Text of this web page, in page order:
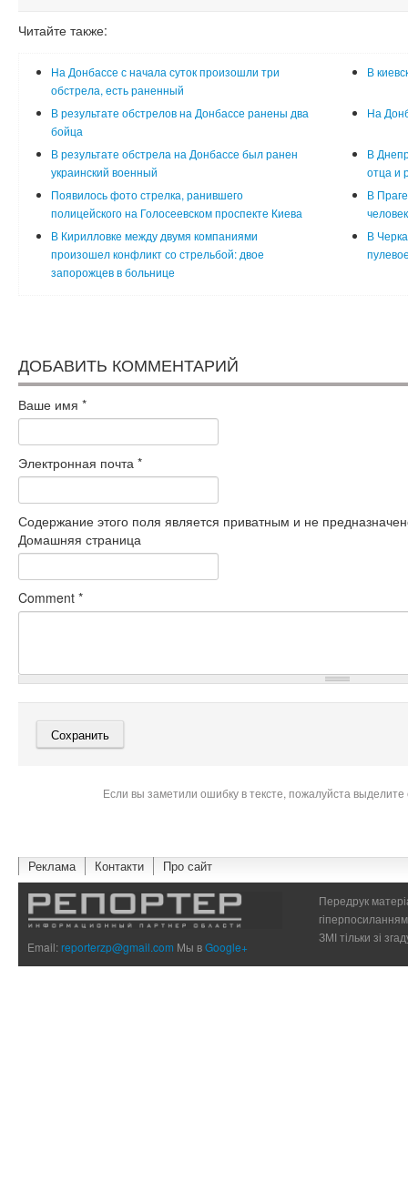
Читайте также:
На Донбассе с начала суток произошли три
обстрела, есть раненный
В
В результате обстрелов на Донбассе ранены два
бойца
На
В результате обстрела на Донбассе был ранен
украинский военный
В
отца и
Появилось фото стрелка, ранившего
полицейского на Голосеевском проспекте Киева
В
В Кирилловке между двумя компаниями
произошел конфликт со стрельбой: двое
запорожцев в больнице
В
ДОБАВИТЬ КОММЕНТАРИЙ
Ваше имя *
Электронная почта *
Содержание этого поля является приватным и не
Домашняя страница
Comment *
Если вы заметили ошибку в тексте, пожалуйста
Реклама Контакти Про сайт
Email:reporterzp@gmail.com Мы вGoogle+
Передрук
ЗМІ тільки зі